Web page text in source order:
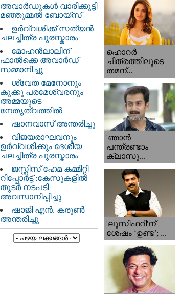
അവാർഡുകൾ വാരിക്കൂട്ടി
മഞ്ഞുമ്മൽ ബോയ്സ്
ഉർവ്വശിക്ക് സത്യൻ
ചലച്ചിത്ര പുരസ്കാരം
മോഹൻലാലിന്
ഫാല്‍ക്കെ അവാര്‍ഡ്
സമ്മാനിച്ചു
ശ്വേത മേനോനും
കുക്കു പരമേശ്വരനും
അമ്മയുടെ
നേതൃത്വത്തിൽ
ഷാനവാസ് അന്തരിച്ചു
വിജയരാഘവനും
ഉര്‍വ്വശിക്കും ദേശീയ
ചലച്ചിത്ര പുരസ്കാരം
ജസ്റ്റിസ്‌ ഹേമ കമ്മിറ്റി
റിപ്പോർട്ട് : കേസുകളിൽ
തുടർ നടപടി
അവസാനിപ്പിച്ചു
ഷാജി എൻ. കരുൺ
അന്തരിച്ചു
ഹൊറര്‍
ചിത്രത്തിലൂടെ
തമന്...
'ഞാന്‍
പന്ത്രണ്ടാം
ക്ലാസു...
'ലൂസിഫറി'ന്
ശേഷം ‘ഉണ്ട’; ...